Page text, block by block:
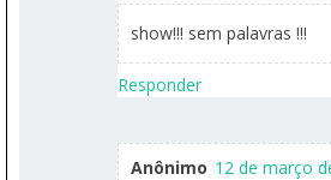
show!!! sem palavras !!!
Responder
Anônimo 12 de março